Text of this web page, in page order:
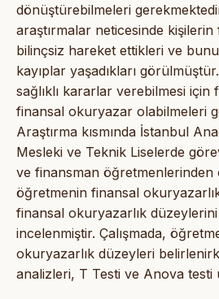
dönüştürebilmeleri
araştırmalar neticesinde
bilinçsiz hareket ettikleri ve
kayıplar yaşadıkları
sağlıklı kararlar verebilmesi için
finansal okuryazar olabilmeleri
Araştırma kısmında İstanbul
Mesleki ve Teknik Liselerde
ve finansman öğretmenlerinden
öğretmenin finansal
finansal okuryazarlık düzeylerini
incelenmiştir. Çalışmada,
okuryazarlık düzeyleri
analizleri, T Testi ve Anova testi